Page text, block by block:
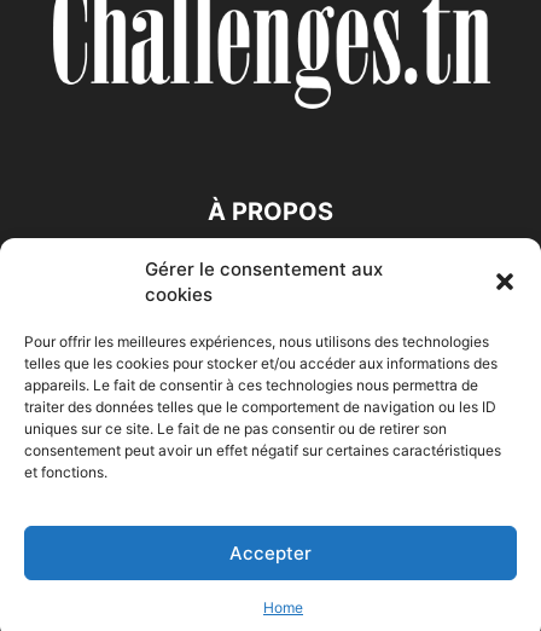
Gérer le consentement aux
cookies
Pour offrir les meilleures expériences, nous utilisons des technologies
telles que les cookies pour stocker et/ou accéder aux informations des
appareils. Le fait de consentir à ces technologies nous permettra de
traiter des données telles que le comportement de navigation ou les ID
uniques sur ce site. Le fait de ne pas consentir ou de retirer son
consentement peut avoir un effet négatif sur certaines caractéristiques
et fonctions.
Accepter
Home
À PROPOS
SUIVEZ NOUS
Accueil Economie Entreprises Entrepreneur Afrique
HIGH-TECH Auto-Moto
© Challenges.tn By AAKOM.DIGITAL